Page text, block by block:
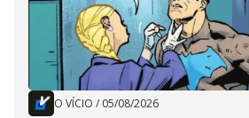
O VÍCIO / 05/08/2026